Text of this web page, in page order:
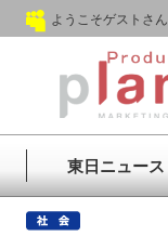
ようこそゲストさん
東日ニュース